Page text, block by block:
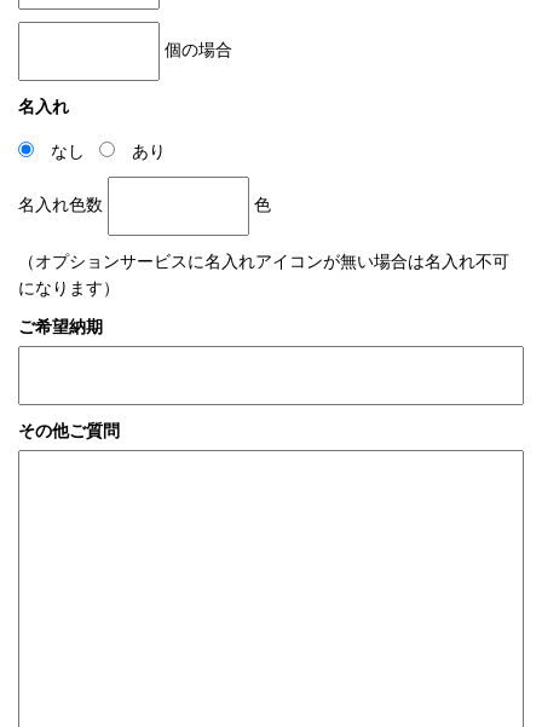
個の場合
名入れ
なし あり
名入れ色数 色
（オプションサービスに名入れアイコンが無い場合は名入れ不可
になります）
ご希望納期
その他ご質問